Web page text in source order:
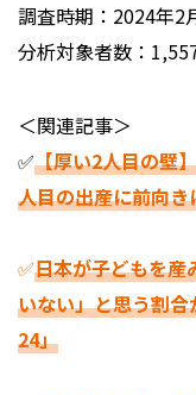
調査時期：2024年2
分析対象者数：
＜関連記事＞
✅【厚い2人目の壁
人目の出産に前向
✅日本が子どもを産
いない」と思う割
24」